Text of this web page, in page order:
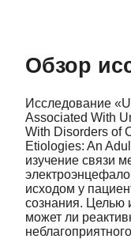
Обзор
Исследование
Associated With
With Disorders of
Etiologies: An
изучение связи
исходом у
сознания. Целью
может ли